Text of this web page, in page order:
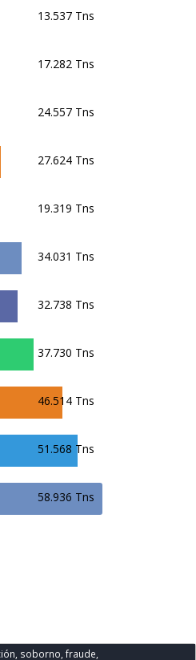
13.537 Tns
17.282 Tns
24.557 Tns
27.624 Tns
19.319 Tns
34.031 Tns
32.738 Tns
37.730 Tns
46.514 Tns
51.568 Tns
58.936 Tns
soborno, fraude,